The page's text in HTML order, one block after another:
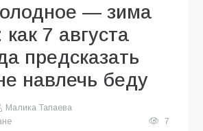
— зима
7 августа
предсказать
навлечь беду
Малика Тапаева
7